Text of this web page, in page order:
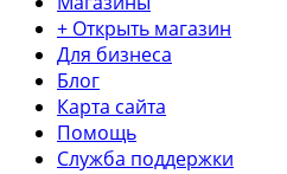
+ Открыть магазин
Для бизнеса
Блог
Карта сайта
Помощь
Служба поддержки